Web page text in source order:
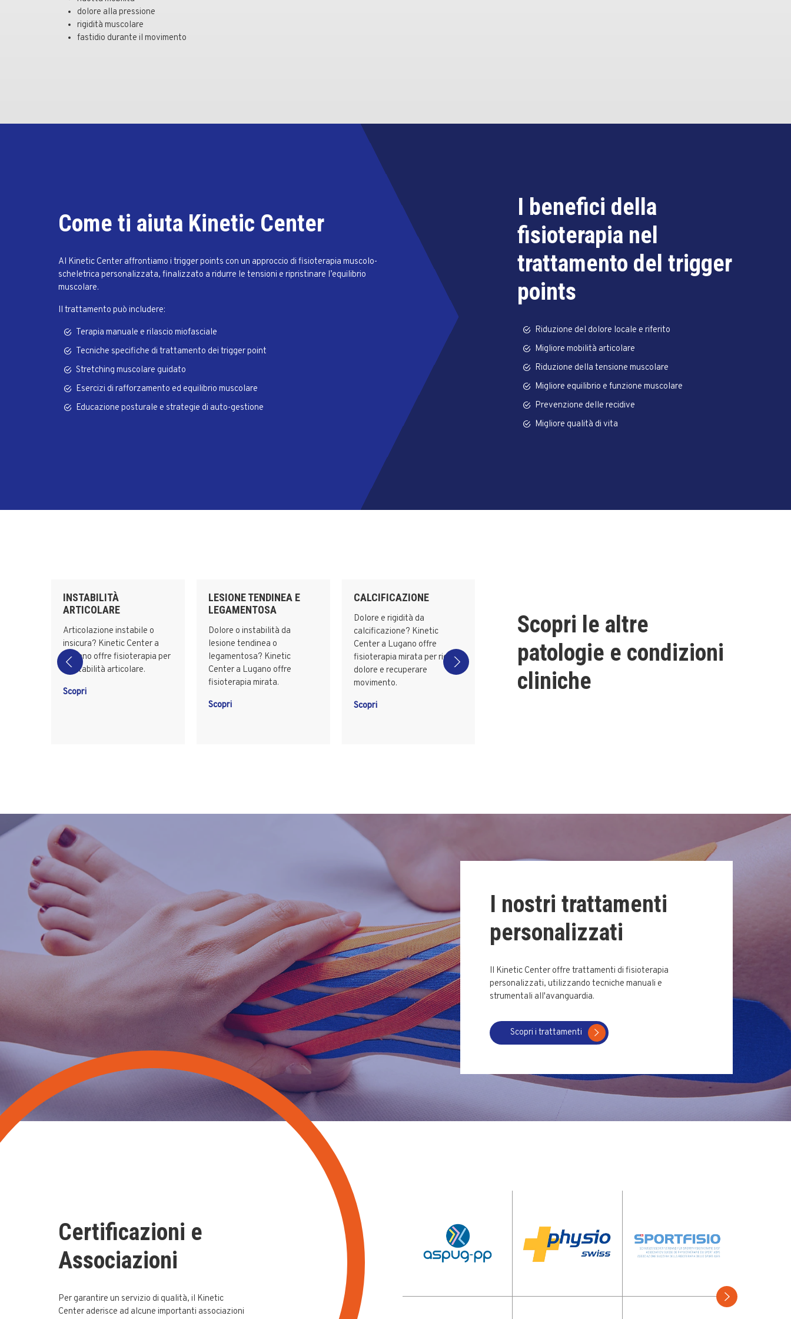
dolore alla pressione
rigidità muscolare
fastidio durante il movimento
Come ti aiuta Kinetic Center
Al Kinetic Center affrontiamo i trigger points con un approccio di fisioterapia muscolo-
scheletrica personalizzata, finalizzato a ridurre le tensioni e ripristinare l’equilibrio
muscolare.
Il trattamento può includere:
Terapia manuale e rilascio miofasciale
Tecniche specifiche di trattamento dei trigger point
Stretching muscolare guidato
Esercizi di rafforzamento ed equilibrio muscolare
Educazione posturale e strategie di auto-gestione
I benefici della
fisioterapia nel
trattamento del trigger
points
Riduzione del dolore locale e riferito
Migliore mobilità articolare
Riduzione della tensione muscolare
Migliore equilibrio e funzione muscolare
Prevenzione delle recidive
Migliore qualità di vita
INSTABILITÀ
ARTICOLARE
Articolazione instabile o
insicura? Kinetic Center a
Lugano offre fisioterapia per
l’instabilità articolare.
Scopri
LESIONE TENDINEA E
LEGAMENTOSA
Dolore o instabilità da
lesione tendinea o
legamentosa? Kinetic
Center a Lugano offre
fisioterapia mirata.
Scopri
CALCIFICAZIONE
Dolore e rigidità da
calcificazione? Kinetic
Center a Lugano offre
fisioterapia mirata per ridurre
dolore e recuperare
movimento.
Scopri
Scopri le altre
patologie e condizioni
cliniche
I nostri trattamenti
personalizzati
Il Kinetic Center offre trattamenti di fisioterapia
personalizzati, utilizzando tecniche manuali e
strumentali all'avanguardia.
Scopri i trattamenti
Certificazioni e
Associazioni
Per garantire un servizio di qualità, il Kinetic
Center aderisce ad alcune importanti associazioni